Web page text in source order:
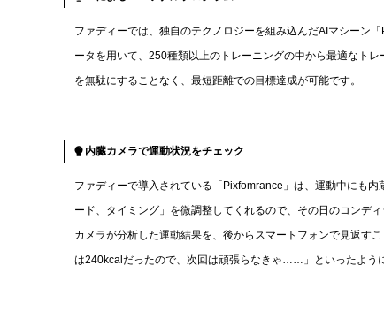
ファディーでは、独自のテクノロジーを組み込んだAIマシーン
ータを用いて、250種類以上のトレーニングの中から最適なト
を無駄にすることなく、最短距離での目標達成が可能です。
内臓カメラで運動状況をチェック
ファディーで導入されている「Pixfomrance」は、運動中にも
ード、タイミング」を微調整してくれるので、その日のコンデ
カメラが分析した運動結果を、後からスマートフォンで見返す
は240kcalだったので、次回は頑張らなきゃ……」といったよう